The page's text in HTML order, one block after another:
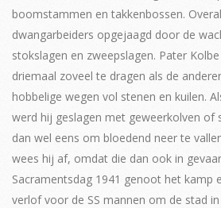
boomstammen en takkenbossen.
dwangarbeiders opgejaagd door de
stokslagen en zweepslagen. Pater
driemaal zoveel te dragen als de
hobbelige wegen vol stenen en kuilen.
werd hij geslagen met geweerkolven of
dan wel eens om bloedend neer te
wees hij af, omdat die dan ook in
Sacramentsdag 1941 genoot het kamp
verlof voor de SS mannen om de stad